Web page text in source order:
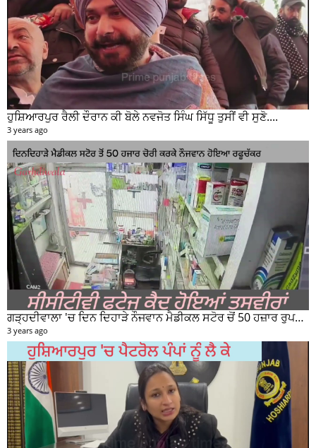
ਹੁਸ਼ਿਆਰਪੁਰ ਰੈਲੀ ਦੌਰਾਨ ਕੀ ਬੋਲੇ ਨਵਜੋਤ ਸਿੰਘ ਸਿੱਧੂ ਤੁਸੀਂ ਵੀ ਸੁਣੋ....
3 years ago
ਗੜ੍ਹਦੀਵਾਲਾ 'ਚ ਦਿਨ ਦਿਹਾੜੇ ਨੌਜਵਾਨ ਮੈਡੀਕਲ ਸਟੋਰ ਚੋਂ 50 ਹਜ਼ਾਰ ਰੁਪਏ ਦੀ ਨਕਦੀ ਚੋਰੀ ਕਰਕੇ ਹੋਇਆ ਰਫੂਚੱਕਰ
3 years ago